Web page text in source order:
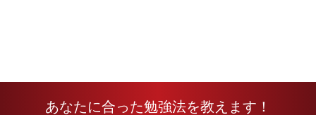
あなたに合った勉強法を教えます！